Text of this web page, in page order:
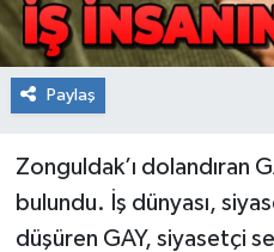
Paylaş
Zonguldak’ı dolandıran
bulundu. İş dünyası,
düşüren GAY, siyasetçi